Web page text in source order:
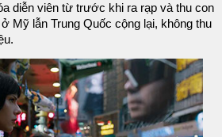
diễn viên từ trước khi ra rạp và thu con
Mỹ lẫn Trung Quốc cộng lại, không thu